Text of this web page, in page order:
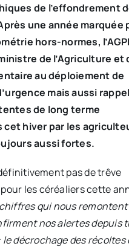
de l’effondrement
une année marquée
hors-normes,
de l’Agriculture et
au déploiement de
mais aussi
de long terme
cet hiver par les
aussi fortes.
pas de trêve
les céréaliers cette
qui nous
nos alertes depuis
le décrochage des récoltes